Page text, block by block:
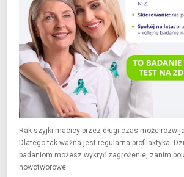
Rak szyjki macicy przez długi czas może
Dlatego tak ważna jest regularna profilaktyka.
badaniom możesz wykryć zagrożenie, zanim
nowotworowe.